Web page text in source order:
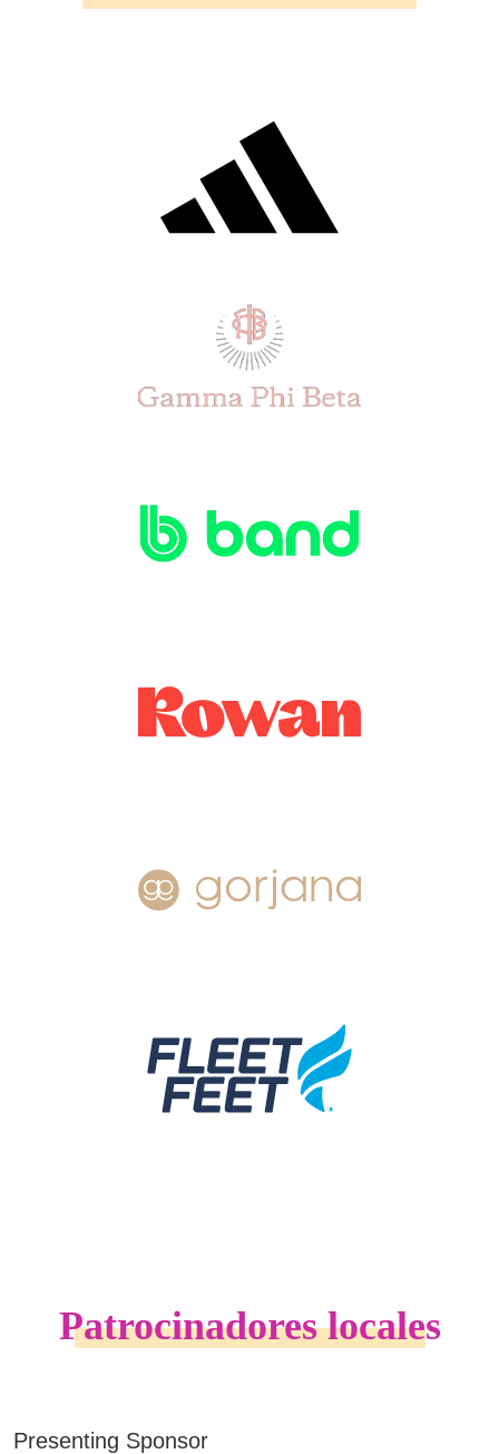
Patrocinadores locales
Presenting Sponsor